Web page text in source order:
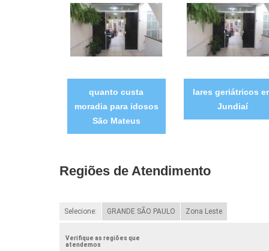
quanto custa
moradia para idosos
São Mateus
lares geriátricos
Jundiaí
Regiões de Atendimento
Selecione: GRANDE SÃO PAULO Zona Leste
Verifique as regiões que
atendemos